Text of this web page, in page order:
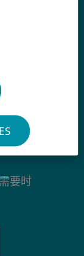
要时